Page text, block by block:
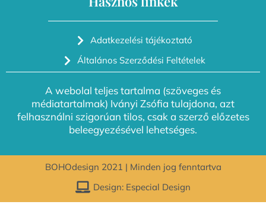
Adatkezelési tájékoztató
Általános Szerződési Feltételek
A webolal teljes tartalma (szöveges és
médiatartalmak) Iványi Zsófia tulajdona, azt
felhasználni szigorúan tilos, csak a szerző előzetes
beleegyezésével lehetséges.
BOHOdesign 2021 | Minden jog fenntartva
Design: Especial Design